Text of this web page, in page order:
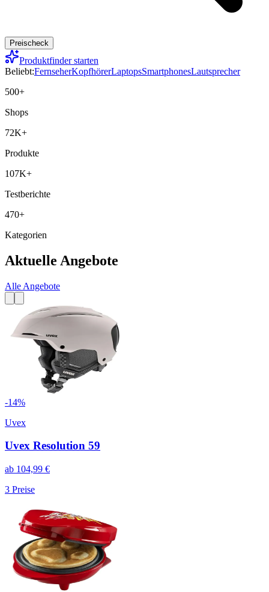
Preischeck
Produktfinder starten
Beliebt:FernseherKopfhörerLaptopsSmartphonesLautsprecher
500+
Shops
72K+
Produkte
107K+
Testberichte
470+
Kategorien
Aktuelle Angebote
Alle Angebote
-14%
Uvex
Uvex Resolution 59
ab 104,99 €
3 Preise